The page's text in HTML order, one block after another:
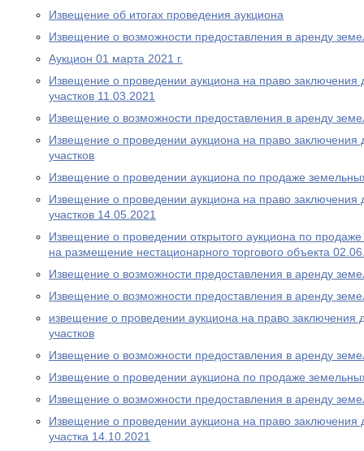
Извещение об итогах проведения аукциона
Извещение о возможности предоставления в аренду
Аукцион 01 марта 2021 г.
Извещение о проведении аукциона на право заключения
участков 11.03.2021
Извещение о возможности предоставления в аренду
Извещение о проведении аукциона на право заключения
участков
Извещение о проведении аукциона по продаже
Извещение о проведении аукциона на право заключения
участков 14.05.2021
Извещение о проведении открытого аукциона по
на размещение нестационарного торгового объекта
Извещение о возможности предоставления в аренду
Извещение о возможности предоставления в аренду
извещение о проведении аукциона на право заключения
участков
Извещение о возможности предоставления в аренду
Извещение о проведении аукциона по продаже
Извещение о возможности предоставления в аренду
Извещение о проведении аукциона на право заключения
участка 14.10.2021